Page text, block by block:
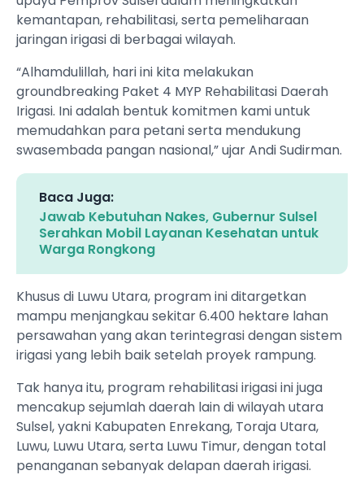
kemantapan, rehabilitasi, serta pemeliharaan
jaringan irigasi di berbagai wilayah.
“Alhamdulillah, hari ini kita melakukan
groundbreaking Paket 4 MYP Rehabilitasi Daerah
Irigasi. Ini adalah bentuk komitmen kami untuk
memudahkan para petani serta mendukung
swasembada pangan nasional,” ujar Andi Sudirman.
Baca Juga:
Jawab Kebutuhan Nakes, Gubernur Sulsel
Serahkan Mobil Layanan Kesehatan untuk
Warga Rongkong
Khusus di Luwu Utara, program ini ditargetkan
mampu menjangkau sekitar 6.400 hektare lahan
persawahan yang akan terintegrasi dengan sistem
irigasi yang lebih baik setelah proyek rampung.
Tak hanya itu, program rehabilitasi irigasi ini juga
mencakup sejumlah daerah lain di wilayah utara
Sulsel, yakni Kabupaten Enrekang, Toraja Utara,
Luwu, Luwu Utara, serta Luwu Timur, dengan total
penanganan sebanyak delapan daerah irigasi.